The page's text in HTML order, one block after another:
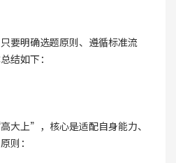
要明确选题原则、遵循标准流
结如下：
大上”，核心是适配自身能力、
则：